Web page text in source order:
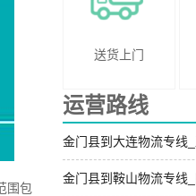
围包
送货上门
运营路线